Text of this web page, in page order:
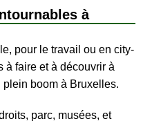
à
pour le travail ou en city-
à faire et à découvrir à
boom à Bruxelles.
parc, musées, et